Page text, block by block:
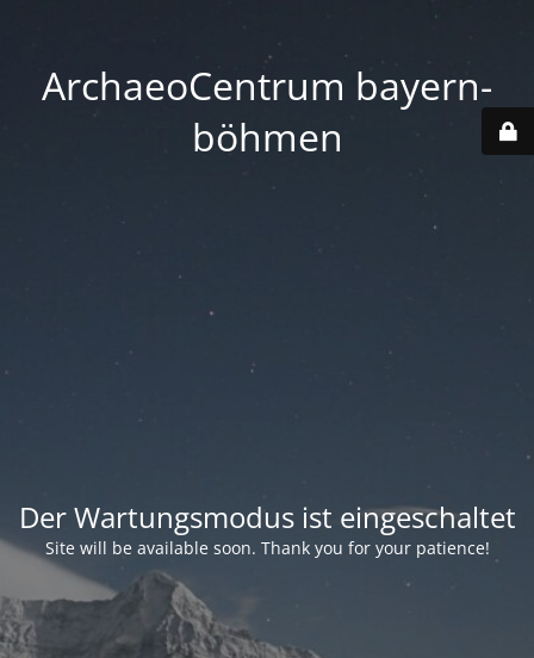
ArchaeoCentrum bayern-
böhmen
Der Wartungsmodus ist eingeschaltet
Site will be available soon. Thank you for your patience!